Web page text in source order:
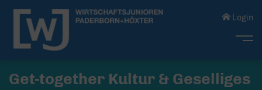
Login
Get-together Kultur & Geselliges